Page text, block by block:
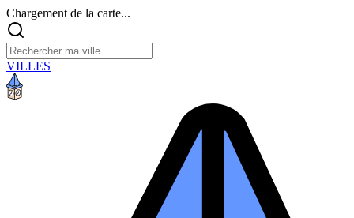
Chargement de la carte...
VILLES